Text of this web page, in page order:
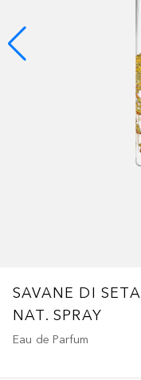
SAVANE DI SETA
NAT. SPRAY
Eau de Parfum